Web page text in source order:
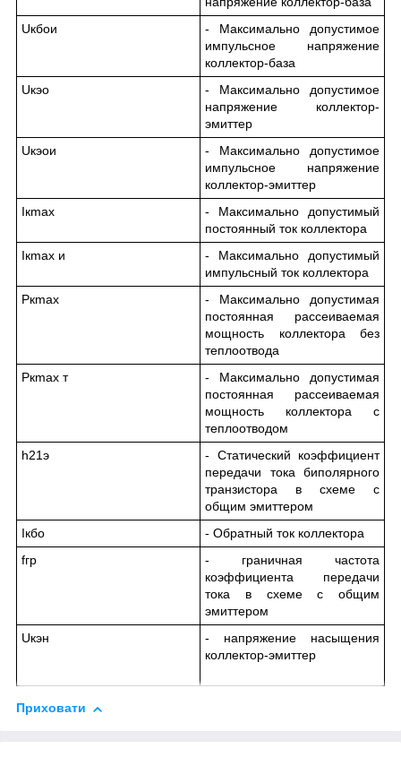
Uкбои
- Максимально допустимое
импульсное напряжение
коллектор-база
Uкэо
- Максимально допустимое
напряжение коллектор-
эмиттер
Uкэои
- Максимально допустимое
импульсное напряжение
коллектор-эмиттер
Iкmax
- Максимально допустимый
постоянный ток коллектора
Iкmax и
- Максимально допустимый
импульсный ток коллектора
Pкmax
- Максимально допустимая
постоянная рассеиваемая
мощность коллектора без
теплоотвода
Pкmax т
- Максимально допустимая
постоянная рассеиваемая
мощность коллектора с
теплоотводом
h21э
- Статический коэффициент
передачи тока биполярного
транзистора в схеме с
общим эмиттером
Iкбо
- Обратный ток коллектора
fгр
- граничная частота
коэффициента передачи
тока в схеме с общим
эмиттером
Uкэн
- напряжение насыщения
коллектор-эмиттер
Приховати